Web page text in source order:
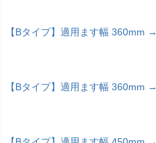
【Bタイプ】適用ます幅 360mm
【Bタイプ】適用ます幅 360mm